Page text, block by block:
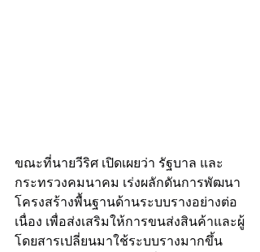
ขณะที่นายวีริศ เปิดเผยว่า รัฐบาล และ
กระทรวงคมนาคม เร่งผลักดันการพัฒนา
โครงสร้างพื้นฐานด้านระบบรางอย่างต่อ
เนื่อง เพื่อส่งเสริมให้การขนส่งสินค้าและผู้
โดยสารเปลี่ยนมาใช้ระบบรางมากขึ้น